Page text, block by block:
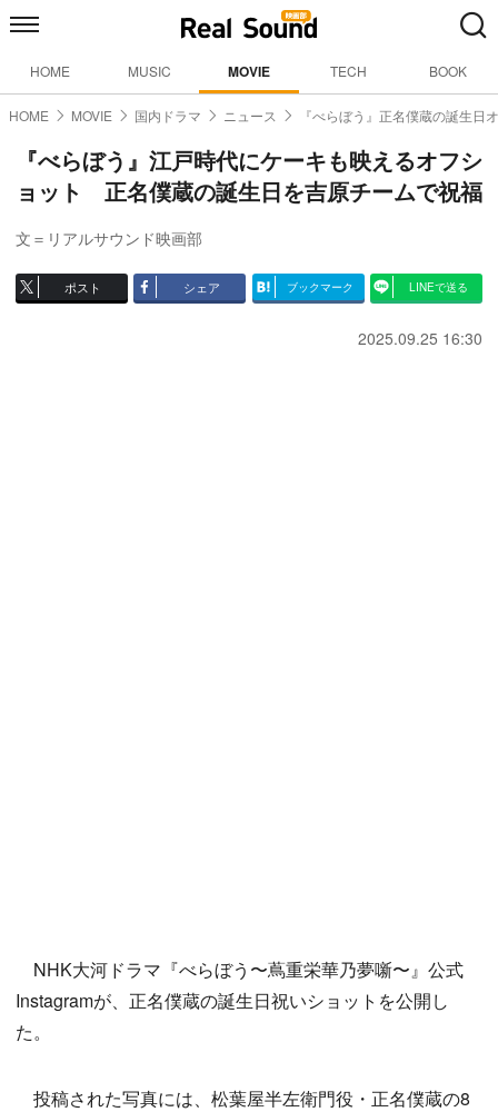
HOME MUSIC MOVIE TECH BOOK
HOME MOVIE 国内ドラマ ニュース 『べらぼう』正名僕蔵の誕生日
『べらぼう』江戸時代にケーキも映えるオフシ
ョット 正名僕蔵の誕生日を吉原チームで祝福
文＝リアルサウンド映画部
ポスト シェア ブックマーク LINEで送る
2025.09.25 16:30
NHK大河ドラマ『べらぼう〜蔦重栄華乃夢噺〜』公式
Instagramが、正名僕蔵の誕生日祝いショットを公開し
た。
投稿された写真には、松葉屋半左衛門役・正名僕蔵の8